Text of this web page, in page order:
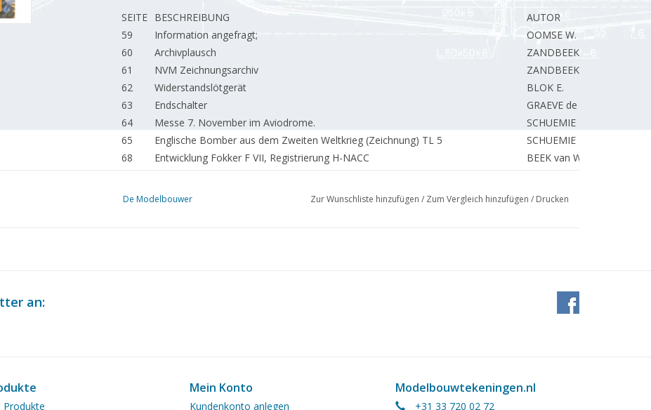
SEITE BESCHREIBUNG
AUTOR
59
Information angefragt;
OOMSE W.
60
Archivplausch
ZANDBEEK van R.
61
NVM Zeichnungsarchiv
ZANDBEEK van R.
62
Widerstandslötgerät
BLOK E.
63
Endschalter
GRAEVE de J.
64
Messe 7. November im Aviodrome.
SCHUEMIE H.
65
Englische Bomber aus dem Zweiten Weltkrieg (Zeichnung) TL 5
SCHUEMIE H.
68
Entwicklung Fokker F VII, Registrierung H-NACC
BEEK van W.
70
RC-Segeln für Anfänger TL3 zwei Boote (Zeichnung)
BIEZEN van der H.
BORST G.
Produktinformation "CASPER" kohlebefeuerte G-Spur-Lok.
REDAKTION.
Dampfmaschinen von Peter 't Hart TL 2
De Modelbouwer Zur Wunschliste hinzufügen / Zum Vergleich hinzufügen / Drucken
an:
Produkte
Mein Konto
Kundenkonto anlegen
Modelbouwtekeningen.nl
+31 33 720 02 72